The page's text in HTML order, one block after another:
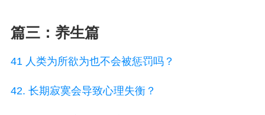
篇三：养生篇
41 人类为所欲为也不会被惩罚吗？
42. 长期寂寞会导致心理失衡？